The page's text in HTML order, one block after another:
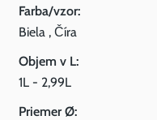
Farba/vzor:
Biela , Číra
Objem v L:
1L - 2,99L
Priemer Ø: